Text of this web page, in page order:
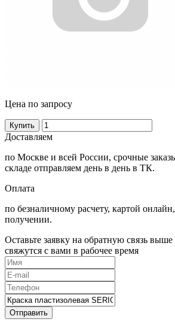
Цена по запросу
Купить
Доставляем
по Москве и всей России, срочные
складе отправляем день в день в ТК.
Оплата
по безналичному расчету, картой
получении.
Оставьте заявку на обратную связь
свяжутся с вами в рабочее время
Отправить